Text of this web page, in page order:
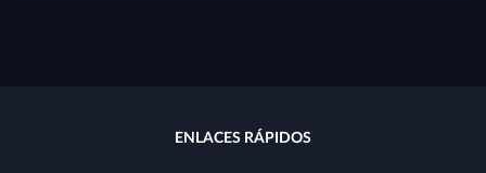
ENLACES RÁPIDOS